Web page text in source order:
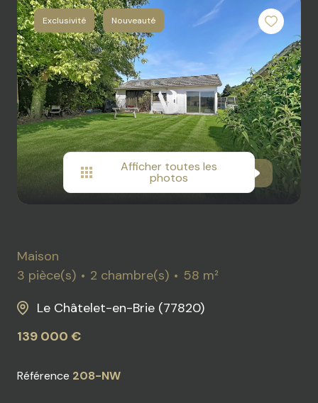
DE
LOISIR
IMMOBILIER
PROFESSIONEL
DIVERS
ACTUALITES
RECRUTEMENT
Exclusivité Nouveauté
Afficher toutes les
photos
Maison
3 pièce(s)
2 chambre(s)
58 m²
Le Châtelet-en-Brie (77820)
139 000 €
Référence 208-NW